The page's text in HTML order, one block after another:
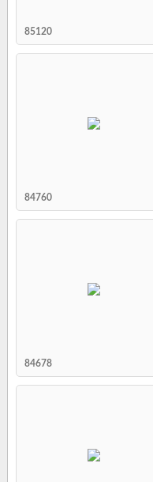
85120
84760
84678